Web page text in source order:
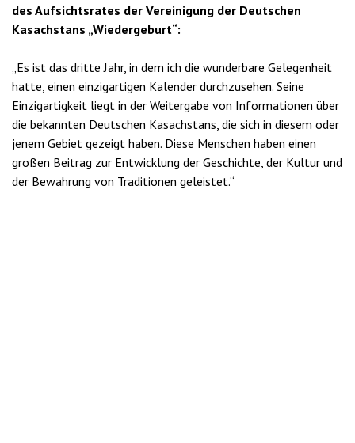
des Aufsichtsrates der Vereinigung der Deutschen
Kasachstans „Wiedergeburt“:
„Es ist das dritte Jahr, in dem ich die wunderbare Gelegenheit
hatte, einen einzigartigen Kalender durchzusehen. Seine
Einzigartigkeit liegt in der Weitergabe von Informationen über
die bekannten Deutschen Kasachstans, die sich in diesem oder
jenem Gebiet gezeigt haben. Diese Menschen haben einen
großen Beitrag zur Entwicklung der Geschichte, der Kultur und
der Bewahrung von Traditionen geleistet.“